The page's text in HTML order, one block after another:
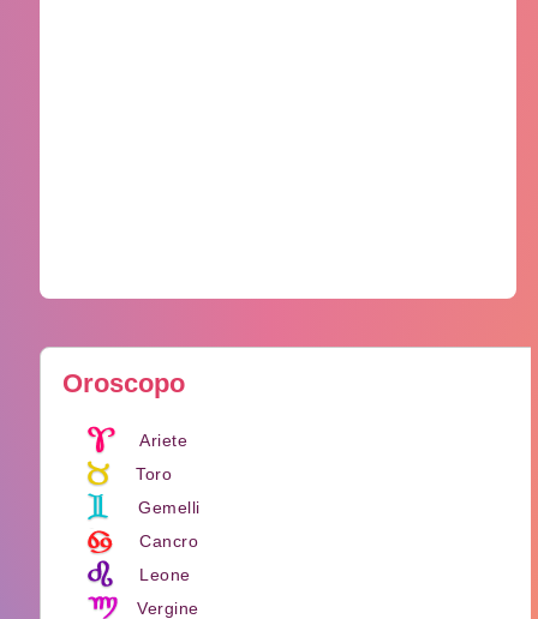
Oroscopo
Ariete
Toro
Gemelli
Cancro
Leone
Vergine